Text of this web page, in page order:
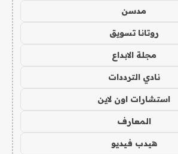
مدسن
روتانا تسويق
مجلة الابداع
نادي الترددات
استشارات اون لاين
المعارف
هيدب فيديو